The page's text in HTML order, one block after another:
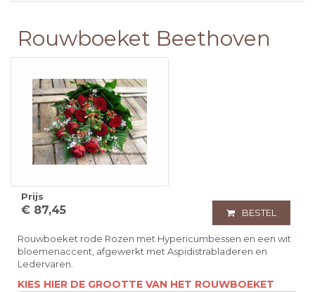
Rouwboeket Beethoven
Prijs
€ 87,45 BESTEL
Rouwboeket rode Rozen met Hypericumbessen en een wit
bloemenaccent, afgewerkt met Aspidistrabladeren en
Ledervaren.
KIES HIER DE GROOTTE VAN HET ROUWBOEKET